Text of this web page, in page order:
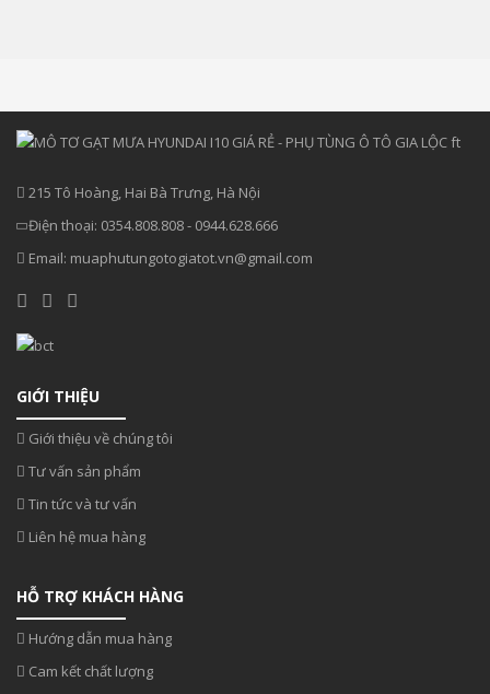
215 Tô Hoàng, Hai Bà Trưng, Hà Nội
Điện thoại: 0354.808.808- 0944.628.666
Email: muaphutungotogiatot.vn@gmail.com
GIỚI THIỆU
Giới thiệu về chúng tôi
Tư vấn sản phẩm
Tin tức và tư vấn
Liên hệ mua hàng
HỖ TRỢ KHÁCH HÀNG
Hướng dẫn mua hàng
Cam kết chất lượng